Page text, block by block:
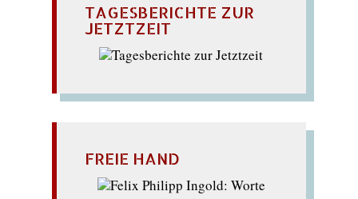
TAGESBERICHTE ZUR
JETZTZEIT
FREIE HAND